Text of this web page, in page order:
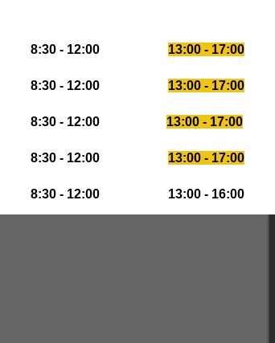
8:30 - 12:00 13:00 - 17:00
8:30 - 12:00 13:00 - 17:00
8:30 - 12:00 13:00 - 17:00
8:30 - 12:00 13:00 - 17:00
8:30 - 12:00 13:00 - 16:00